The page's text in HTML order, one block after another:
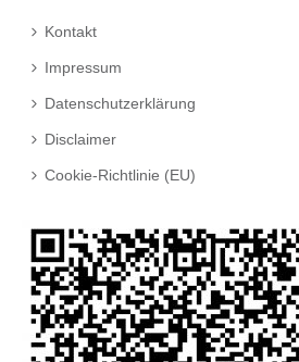
Kontakt
Impressum
Datenschutzerklärung
Disclaimer
Cookie-Richtlinie (EU)